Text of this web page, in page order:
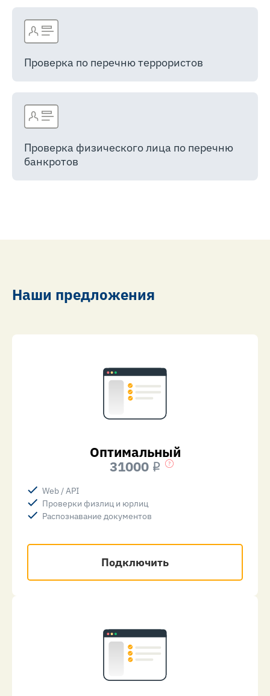
Проверка по перечню террористов
Проверка физического лица по перечню
банкротов
Наши предложения
Оптимальный
31000 i
Web / API
Проверки физлиц и юрлиц
Распознавание документов
Подключить